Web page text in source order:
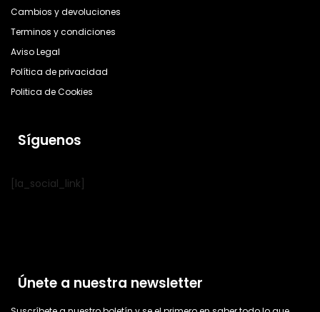
Cambios y devoluciones
Terminos y condiciones
Aviso Legal
Política de privacidad
Politica de Cookies
Síguenos
[la_social_link]
Únete a nuestra newsletter